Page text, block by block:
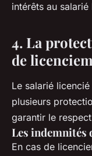
intérêts au salarié
4. La
de
Le salarié
plusieurs
garantir le
Les indemnités
En cas de